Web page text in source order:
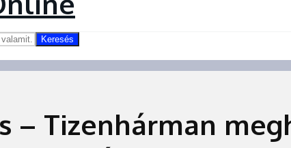
Keresés
– Tizenhárman